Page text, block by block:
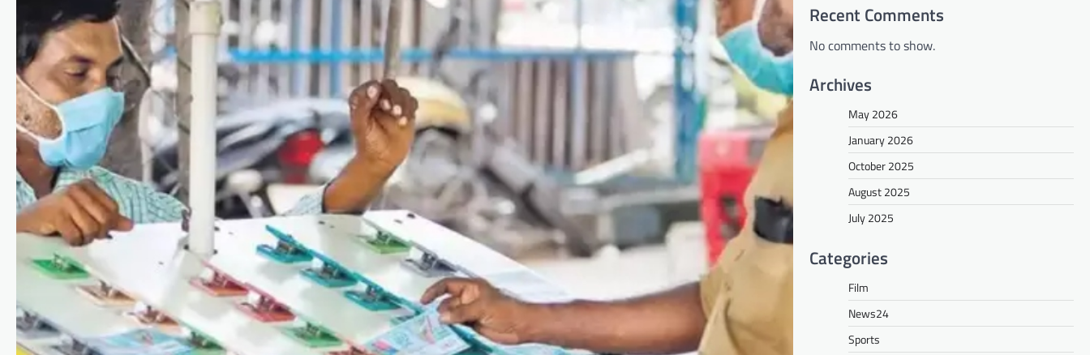
Recent Comments
No comments to show.
Archives
May 2026
January 2026
October 2025
August 2025
July 2025
Categories
Film
News24
Sports